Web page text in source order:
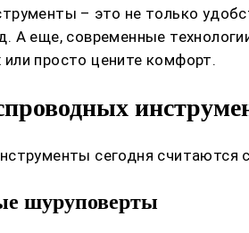
– это не только
А еще, современные
или просто цените комфорт.
сегодня
шуруповерты